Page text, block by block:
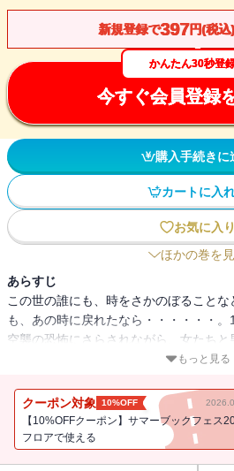
新規登録で397円(税込
かんたん30秒登
今すぐ会員登録
購入手続きに
カートに入
お気に入り
ほかの巻を
あらすじ
この世の誰にも、時をさかのぼること
も、あの時に戻れたなら・・・・・・
空襲の恐怖にさらされながら、女たちと
しに、必死でしがみついていた。荒れ果
戦争を背景にしたこの群像劇で描かれる
れる人間の生と業。ますます冴えわたる
の真実をためらうことなく活写する。大
もっと見る
クーポン対象 10%OFF
【10%OFFクーポン】サマーブックフェス
フロアで使える